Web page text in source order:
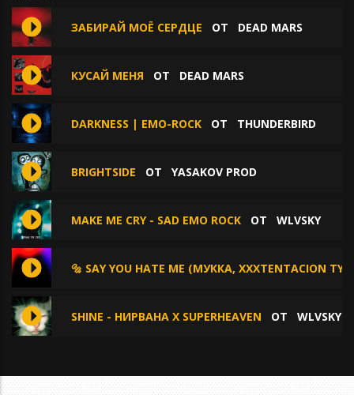
ЗАБИРАЙ МОЁ СЕРДЦЕ ОТ DEAD MARS
КУСАЙ МЕНЯ ОТ DEAD MARS
DARKNESS | EMO-ROCK ОТ THUNDERBIRD
BRIGHTSIDE ОТ YASAKOV PROD
MAKE ME CRY - SAD EMO ROCK ОТ WLVSKY
🔩 SAY YOU HATE ME (МУККА, XXXTENTACION
SHINE - НИРВАНА Х SUPERHEAVEN ОТ WLVSKY